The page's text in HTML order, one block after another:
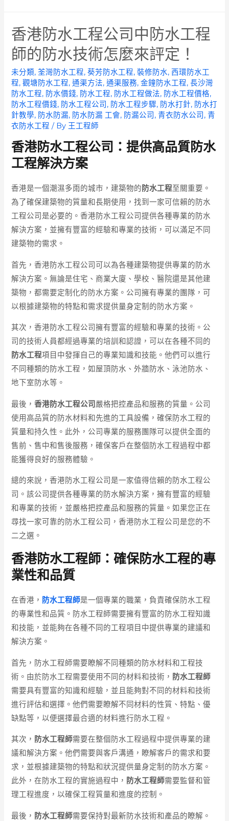
香港防水工程公司中防水工程
師的防水技術怎麼來評定！
未分類,荃灣防水工程,葵芳防水工程,裝修防水,西環防水工
程,觀塘防水工程,通渠方法,通渠服務,金鐘防水工程,長沙灣
防水工程, 防水價錢, 防水工程, 防水工程做法, 防水工程價格,
防水工程價錢, 防水工程公司 , 防水工程步驟, 防水打針, 防水打
針教學, 防水防漏, 防水防漏 工會, 防漏公司 ,青衣防水公司 ,青
衣防水工程 / By 王工程師
香港防水工程公司：提供高品質防水
工程解決方案
香港是一個潮濕多雨的城市，建築物的防水工程至關重要。
為了確保建築物的質量和長期使用，找到一家可信賴的防水
工程公司是必要的。香港防水工程公司提供各種專業的防水
解決方案，並擁有豐富的經驗和專業的技術，可以滿足不同
建築物的需求。
首先，香港防水工程公司可以為各種建築物提供專業的防水
解決方案。無論是住宅、商業大廈、學校、醫院還是其他建
築物，都需要定制化的防水方案。公司擁有專業的團隊，可
以根據建築物的特點和需求提供量身定制的防水方案。
其次，香港防水工程公司擁有豐富的經驗和專業的技術。公
司的技術人員都經過專業的培訓和認證，可以在各種不同的
防水工程項目中發揮自己的專業知識和技能。他們可以進行
不同種類的防水工程，如屋頂防水、外牆防水、泳池防水、
地下室防水等。
最後，香港防水工程公司 嚴格把控產品和服務的質量。公司
使用高品質的防水材料和先進的工具設備，確保防水工程的
質量和持久性。此外，公司專業的服務團隊可以提供全面的
售前、售中和售後服務，確保客戶在整個防水工程過程中都
能獲得良好的服務體驗。
總的來說，香港防水工程公司是一家值得信賴的防水工程公
司。該公司提供各種專業的防水解決方案，擁有豐富的經驗
和專業的技術，並嚴格把控產品和服務的質量。如果您正在
尋找一家可靠的防水工程公司，香港防水工程公司是您的不
二之選。
香港防水工程師：確保防水工程的專
業性和品質
在香港， 防水工程師是一個專業的職業，負責確保防水工程
的專業性和品質。防水工程師需要擁有豐富的防水工程知識
和技能，並能夠在各種不同的工程項目中提供專業的建議和
解決方案。
首先，防水工程師需要瞭解不同種類的防水材料和工程技
術。由於防水工程需要使用不同的材料和技術， 防水工程師
需要具有豐富的知識和經驗，並且能夠對不同的材料和技術
進行評估和選擇。他們需要瞭解不同材料的性質、特點、優
缺點等，以便選擇最合適的材料進行防水工程。
其次， 防水工程師需要在整個防水工程過程中提供專業的建
議和解決方案。他們需要與客戶溝通，瞭解客戶的需求和要
求，並根據建築物的特點和狀況提供量身定制的防水方案。
此外，在防水工程的實施過程中， 防水工程師需要監督和管
理工程進度，以確保工程質量和進度的控制。
最後， 防水工程師需要保持對最新防水技術和產品的瞭解。